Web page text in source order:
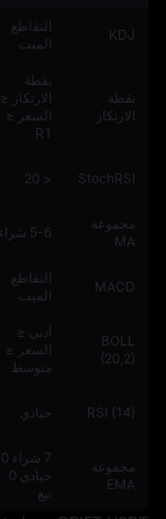
KDJ
التقاطع
الميت
نقطة
الارتكاز
نقطة
الارتكاز ≤
السعر ≤
R1
StochRSI
< 20
مجموعة
MA
5-6 شراء
MACD
التقاطع
الميت
BOLL
(20,2)
أدنى ≤
السعر ≤
متوسط
RSI (14) حيادي
مجموعة
EMA
7 شراء 0
حيادي 0
بيع